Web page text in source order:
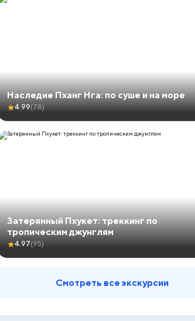
Наследие Пханг Нга: по суше и на море
★4.99(78)
Затерянный Пхукет: треккинг по
тропическим джунглям
★4.97(95)
Смотреть все экскурсии